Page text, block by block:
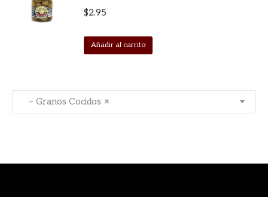
$2.95
Añadir al carrito
×
– Granos Cocidos